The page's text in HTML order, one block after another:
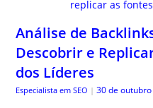
Análise de
Descobrir e
dos Líderes
Especialista em SEO | 30 de